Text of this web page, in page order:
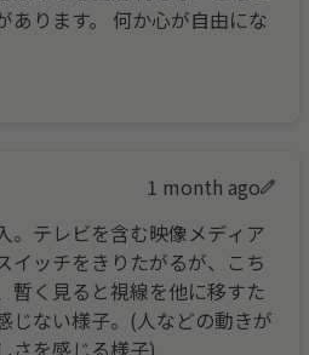
か心が自由にな
1 month ago
。テレビを含む映像メディア
イッチをきりたがるが、こち
暫く見ると視線を他に移すた
じない様子。(人などの動きが
さを感じる様子)